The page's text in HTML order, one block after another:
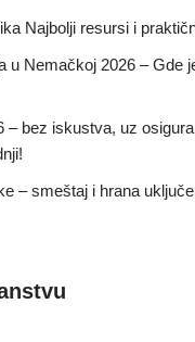
Najbolji resursi i
u Nemačkoj 2026 – Gde
– bez iskustva, uz
– smeštaj i hrana